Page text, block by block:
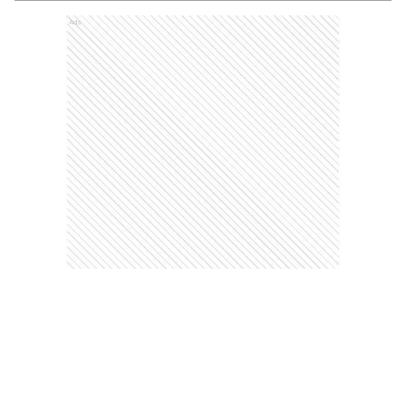
Ads